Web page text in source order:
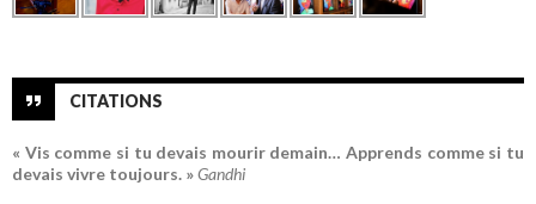
CITATIONS
« Vis comme si tu devais mourir demain… Apprends comme si tu
devais vivre toujours. »Gandhi